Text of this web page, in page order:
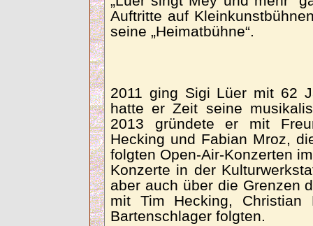
Auftritte auf
seine „Heimatbühne“.
2011 ging Sigi Lüer mit 62
hatte er Zeit seine
2013 gründete er mit
Hecking und Fabian Mroz,
folgten Open-Air-Konzerten
Konzerte in der
aber auch über die Grenzen
mit Tim Hecking,
Bartenschlager folgten.